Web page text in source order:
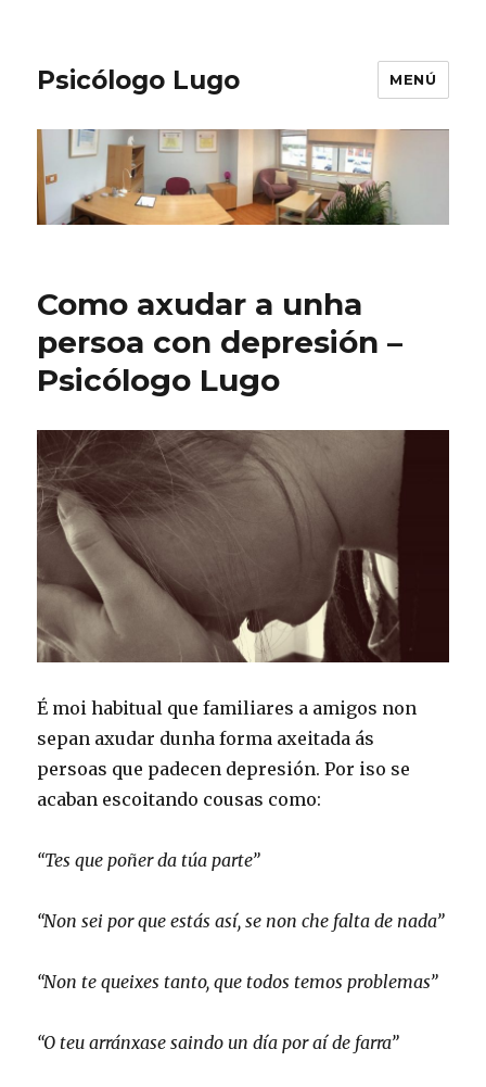
Psicólogo Lugo MENÚ
Como axudar a unha
persoa con depresión –
Psicólogo Lugo
É moi habitual que familiares a amigos non
sepan axudar dunha forma axeitada ás
persoas que padecen depresión. Por iso se
acaban escoitando cousas como:
“Tes que poñer da túa parte”
“Non sei por que estás así, se non che falta de nada”
“Non te queixes tanto, que todos temos problemas”
“O teu arránxase saindo un día por aí de farra”